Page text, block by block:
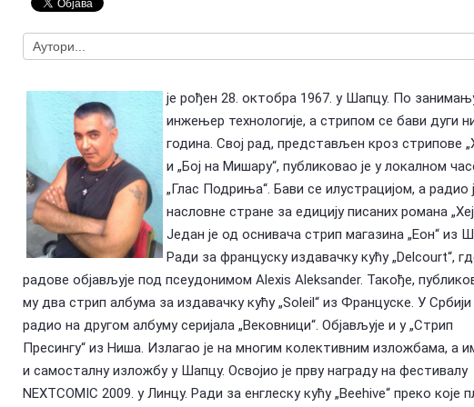
In memoriam: Зоран Ковачевић (1955-
Националне пензије у издаваштву —
У сећање:
је рођен 28. октобра 1967. у Шапцу. По
инжењер технологије, а стрипом се бави дуги
година. Свој рад, представљен кроз стрипове
и „Бој на Мишару“, публиковао је у локалном
„Глас Подриња“. Бави се илустрацијом, а радио
насловне стране за едицију писаних романа
Један је од оснивача стрип магазина „Еон“ из
Ради за француску издавачку кућу „Delcourt“,
радове објављује под псеудонимом Alexis Aleksander. Такође,
му два стрип албума за издавачку кућу „Soleil“ из Француске. У Србији
радио на другом албуму серијала „Вековници“. Објављује и у „Стрип
Пресингу“ из Ниша. Излагао је на многим колективним изложбама, а
и самосталну изложбу у Шапцу. Освојио је прву награду на фестивалу
NEXTCOMIC 2009. у Линцу. Ради за енглеску кућу „Beehive“ преко које